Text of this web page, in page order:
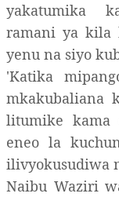
yakatumika
ramani ya kila
yenu na siyo
'Katika
mkakubaliana
litumike kama
eneo la
ilivyokusudiwa
Naibu Waziri